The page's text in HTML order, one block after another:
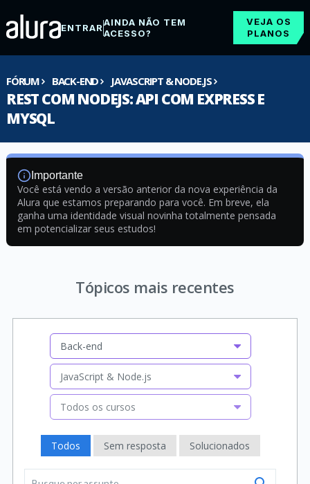
ENTRARAINDA NÃO TEM
ACESSO?
VEJA OS
PLANOS
FÓRUM BACK-END JAVASCRIPT & NODE.JS
REST COM NODEJS: API COM EXPRESS E
MYSQL
Importante
Você está vendo a versão anterior da nova experiência da
Alura que estamos preparando para você. Em breve, ela
ganha uma identidade visual novinha totalmente pensada
em potencializar seus estudos!
Tópicos mais recentes
Back-end
JavaScript & Node.js
Todos os cursos
Todos Sem resposta Solucionados